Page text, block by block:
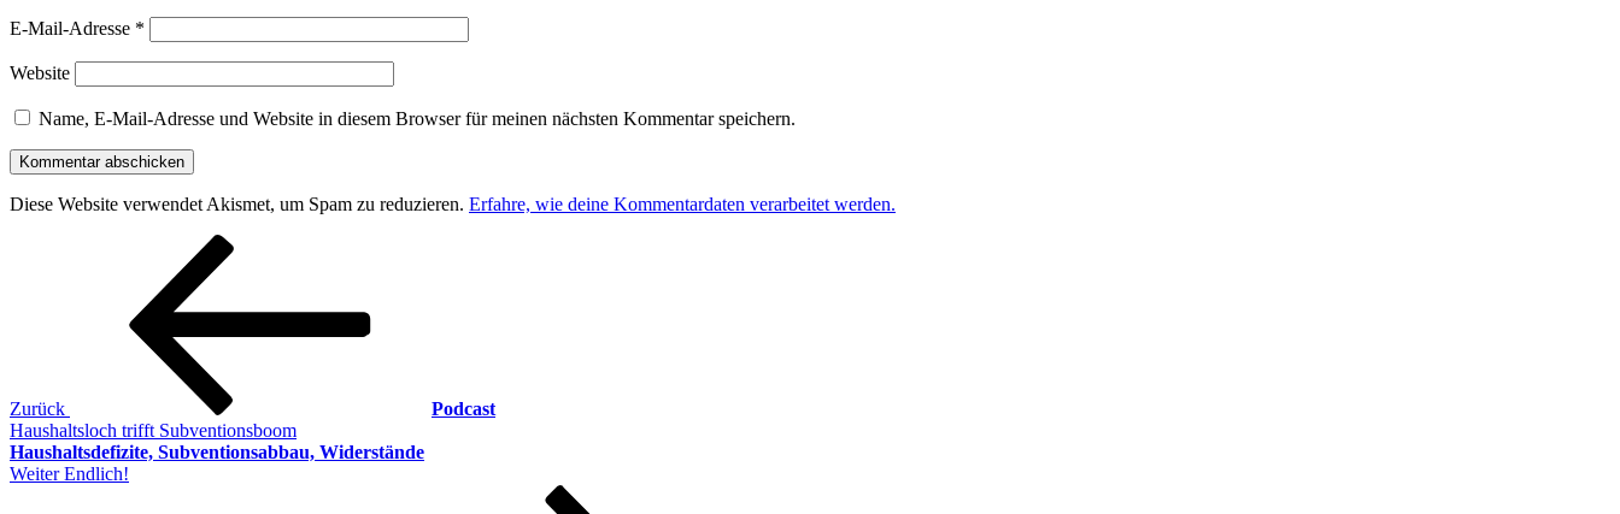
E-Mail-Adresse *
Website
Name, E-Mail-Adresse und Website in diesem Browser für meinen nächsten Kommentar speichern.
Diese Website verwendet Akismet, um Spam zu reduzieren. Erfahre, wie deine Kommentardaten verarbeitet werden.
Beitragsnavigation
Zurück
Podcast
Haushaltsloch trifft Subventionsboom
Haushaltsdefizite, Subventionsabbau, Widerstände
Nächster
Weiter Endlich!